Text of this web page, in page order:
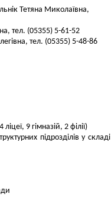
Тетяна Миколаївна,
тел. (05355) 5-61-52
тел. (05355) 5-48-86
9 гімназій, 2 філії)
підрозділів у складі